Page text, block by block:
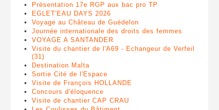
Présentation 17e RGP aux bac pro TP
EGLET'EAU DAYS 2026
Voyage au Château de Guédelon
Journée internationale des droits des femmes
VOYAGE A SANTANDER
Visite du chantier de l'A69 - Echangeur de Verfeil
(31)
Destination Malta
Sortie Cité de l'Espace
Visite de François HOLLANDE
Concours d'éloquence
Visite de chantier CAP CRAU